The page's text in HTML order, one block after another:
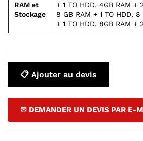
RAM et
Stockage
+ 1 TO HDD, 4GB RAM +
8 GB RAM + 1 TO HDD, 8
+ 1 TO HDD, 8GB RAM +
📋 Ajouter au devis
✉ DEMANDER UN DEVIS PAR E-